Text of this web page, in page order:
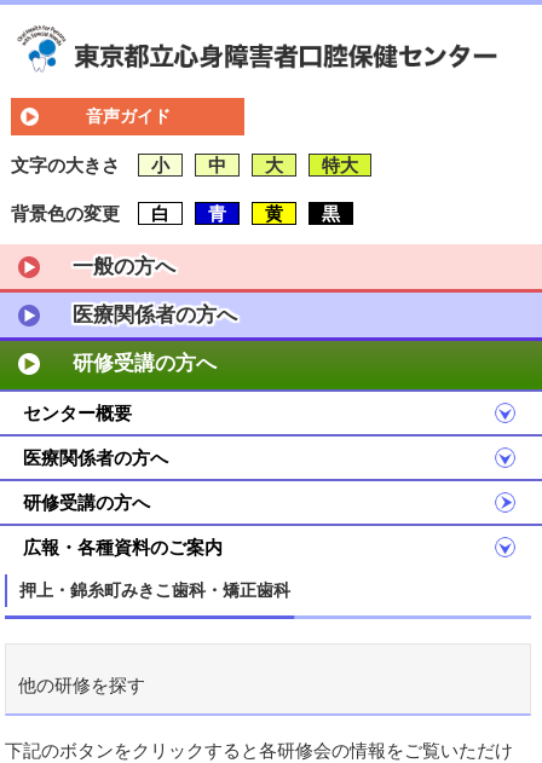
音声ガイド
文字の大きさ 小 中 大 特大
背景色の変更 白 青 黄 黒
一般の方へ
医療関係者の方へ
研修受講の方へ
センター概要
医療関係者の方へ
研修受講の方へ
広報・各種資料のご案内
押上・錦糸町みきこ歯科・矯正歯科
他の研修を探す
下記のボタンをクリックすると各研修会の情報をご覧いただけ